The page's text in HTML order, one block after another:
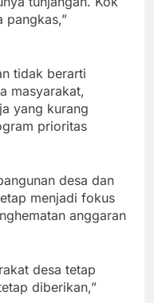
pangkas,”
tidak berarti
masyarakat,
yang kurang
prioritas
desa dan
menjadi fokus
anggaran
desa tetap
diberikan,”